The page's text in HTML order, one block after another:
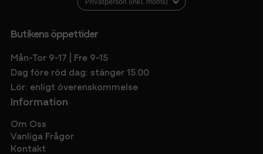
Butikens öppettider
Mån-Tor 9-17 | Fre 9-15
Dag före röd dag: stänger 15.00
Lör: enligt överenskommelse
Information
Om Oss
Vanliga Frågor
Kontakt